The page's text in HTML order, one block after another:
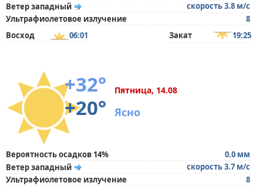
Ветер западный
скорость 3.8 м/с
Ультрафиолетовое излучение
8
Восход
06:01 Закат 19:25
+32°
+20°
Пятница, 14.08
Ясно
Вероятность осадков 14%
0.0 мм
Ветер западный
скорость 3.7 м/с
Ультрафиолетовое излучение
8